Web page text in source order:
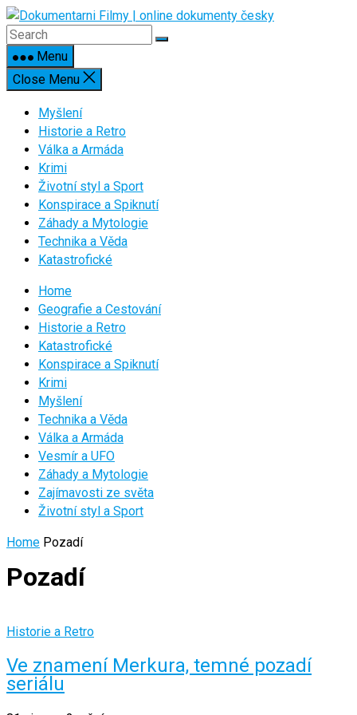
Skip
to
contentMenu
Close Menu
Myšlení
Historie a Retro
Válka a Armáda
Krimi
Životní styl a Sport
Konspirace a Spiknutí
Záhady a Mytologie
Technika a Věda
Katastrofické
Home
Geografie a Cestování
Historie a Retro
Katastrofické
Konspirace a Spiknutí
Krimi
Myšlení
Technika a Věda
Válka a Armáda
Vesmír a UFO
Záhady a Mytologie
Zajímavosti ze světa
Životní styl a Sport
Home Pozadí
Pozadí
Historie a Retro
Ve znamení Merkura, temné pozadí
seriálu